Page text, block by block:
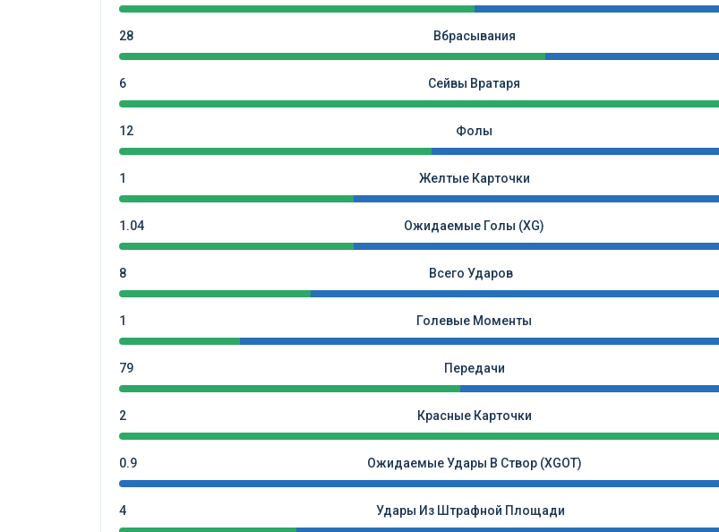
28 Вбрасывания
6 Сейвы Вратаря
12 Фолы
1 Желтые Карточки
1.04 Ожидаемые Голы (xG)
8 Всего Ударов
1 Голевые Моменты
79 Передачи
2 Красные Карточки
0.9 Ожидаемые Удары В Створ (xGOT)
4 Удары Из Штрафной Площади